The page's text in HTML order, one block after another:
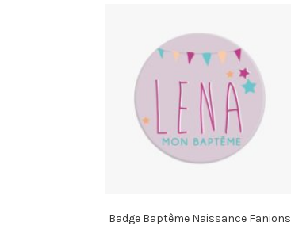
Badge Baptême Naissance Fanions